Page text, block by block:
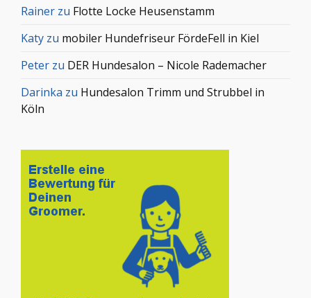
Rainer zu Flotte Locke Heusenstamm
Katy zu mobiler Hundefriseur FördeFell in Kiel
Peter zu DER Hundesalon – Nicole Rademacher
Darinka zu Hundesalon Trimm und Strubbel in
Köln